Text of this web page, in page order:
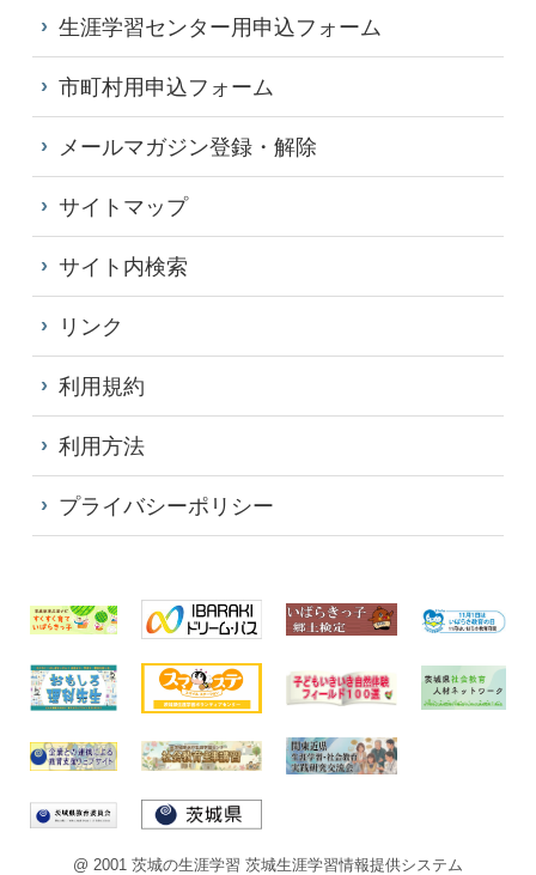
生涯学習センター用申込フォーム
市町村用申込フォーム
メールマガジン登録・解除
サイトマップ
サイト内検索
リンク
利用規約
利用方法
プライバシーポリシー
@ 2001 茨城の生涯学習 茨城生涯学習情報提供システム